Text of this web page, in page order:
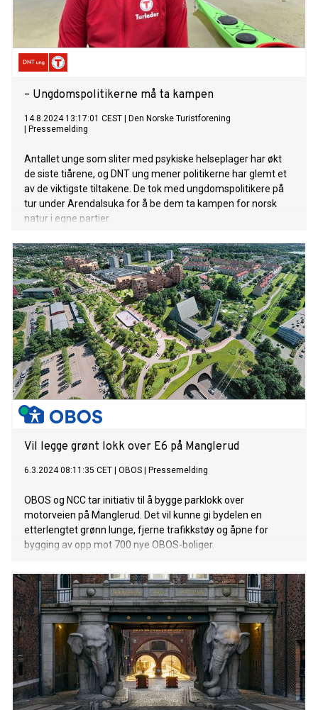
– Ungdomspolitikerne må ta kampen
14.8.2024 13:17:01 CEST
Den Norske Turistforening
Pressemelding
Antallet unge som sliter med psykiske helseplager har økt
de siste tiårene, og DNT ung mener politikerne har glemt et
av de viktigste tiltakene. De tok med ungdomspolitikere på
tur under Arendalsuka for å be dem ta kampen for norsk
natur i egne partier.
Vil legge grønt lokk over E6 på Manglerud
6.3.2024 08:11:35 CET OBOS Pressemelding
OBOS og NCC tar initiativ til å bygge parklokk over
motorveien på Manglerud. Det vil kunne gi bydelen en
etterlengtet grønn lunge, fjerne trafikkstøy og åpne for
bygging av opp mot 700 nye OBOS-boliger.